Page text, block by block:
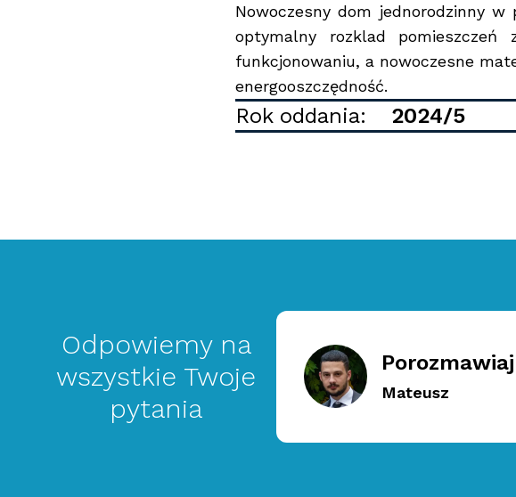
Nowoczesny dom jednorodzinny
optymalny rozklad pomieszczeń
funkcjonowaniu, a nowoczesne
energooszczędność.
Rok oddania: 2024/5
Odpowiemy na
wszystkie Twoje
pytania
Mateusz